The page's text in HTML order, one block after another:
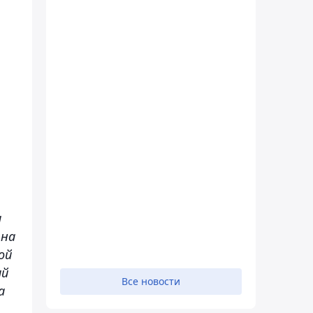
Все новости